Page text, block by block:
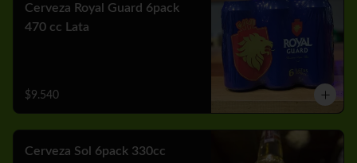
Cerveza Royal Guard 6pack
470 cc Lata
$9.540
Cerveza Sol 6pack 330cc